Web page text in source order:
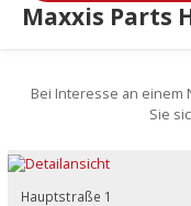
Maxxis Parts
Bei Interesse an
Sie
Hauptstraße 1